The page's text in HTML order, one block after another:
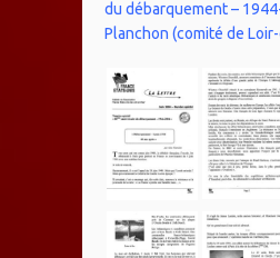
du débarquement –
Planchon (comité de